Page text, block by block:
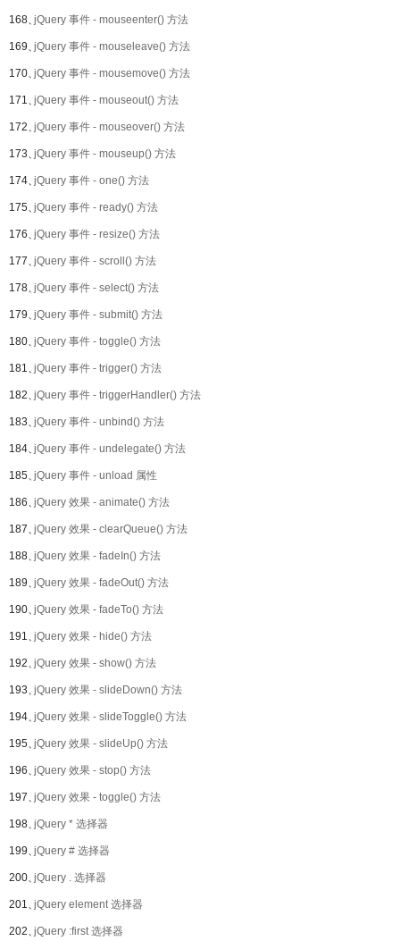
168、jQuery 事件 - mouseenter() 方法
169、jQuery 事件 - mouseleave() 方法
170、jQuery 事件 - mousemove() 方法
171、jQuery 事件 - mouseout() 方法
172、jQuery 事件 - mouseover() 方法
173、jQuery 事件 - mouseup() 方法
174、jQuery 事件 - one() 方法
175、jQuery 事件 - ready() 方法
176、jQuery 事件 - resize() 方法
177、jQuery 事件 - scroll() 方法
178、jQuery 事件 - select() 方法
179、jQuery 事件 - submit() 方法
180、jQuery 事件 - toggle() 方法
181、jQuery 事件 - trigger() 方法
182、jQuery 事件 - triggerHandler() 方法
183、jQuery 事件 - unbind() 方法
184、jQuery 事件 - undelegate() 方法
185、jQuery 事件 - unload 属性
186、jQuery 效果 - animate() 方法
187、jQuery 效果 - clearQueue() 方法
188、jQuery 效果 - fadeIn() 方法
189、jQuery 效果 - fadeOut() 方法
190、jQuery 效果 - fadeTo() 方法
191、jQuery 效果 - hide() 方法
192、jQuery 效果 - show() 方法
193、jQuery 效果 - slideDown() 方法
194、jQuery 效果 - slideToggle() 方法
195、jQuery 效果 - slideUp() 方法
196、jQuery 效果 - stop() 方法
197、jQuery 效果 - toggle() 方法
198、jQuery * 选择器
199、jQuery # 选择器
200、jQuery . 选择器
201、jQuery element 选择器
202、jQuery :first 选择器